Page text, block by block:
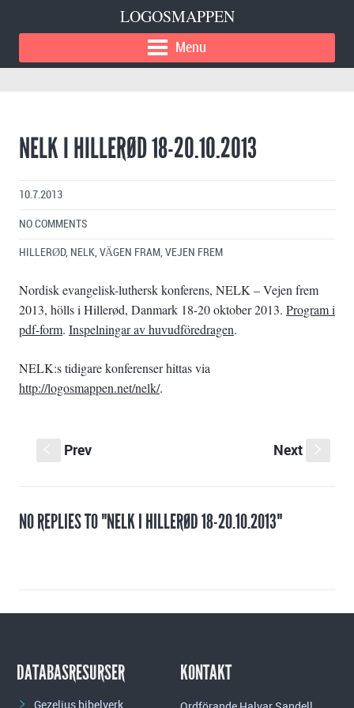
LOGOSMAPPEN
Menu
NELK I HILLERØD 18-20.10.2013
10.7.2013
NO COMMENTS
HILLERØD, NELK, VÄGEN FRAM, VEJEN FREM
Nordisk evangelisk-luthersk konferens, NELK – Vejen frem
2013, hölls i Hillerød, Danmark 18-20 oktober 2013. Program i
pdf-form. Inspelningar av huvudföredragen.
NELK:s tidigare konferenser hittas via
http://logosmappen.net/nelk/.
Prev Next
NO REPLIES TO "NELK I HILLERØD 18-20.10.2013"
DATABASRESURSER
Gezelius bibelverk
KONTAKT